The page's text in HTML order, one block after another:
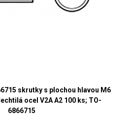
skrutky s plochou hlavou M6
ocel V2A A2 100 ks; TO-
6866715